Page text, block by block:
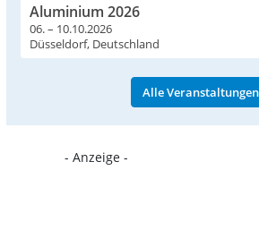
Aluminium 2026
06. – 10.10.2026
Düsseldorf, Deutschland
Alle Veranstaltungen
- Anzeige -